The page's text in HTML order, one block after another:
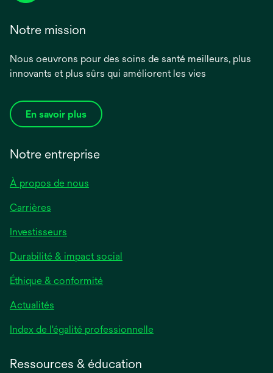
Notre mission
Nous oeuvrons pour des soins de santé meilleurs, plus
innovants et plus sûrs qui améliorent les vies
En savoir plus
Notre entreprise
À propos de nous
Carrières
Investisseurs
Durabilité & impact social
Éthique & conformité
Actualités
Index de l'égalité professionnelles’ouvre
Ressources & éducation